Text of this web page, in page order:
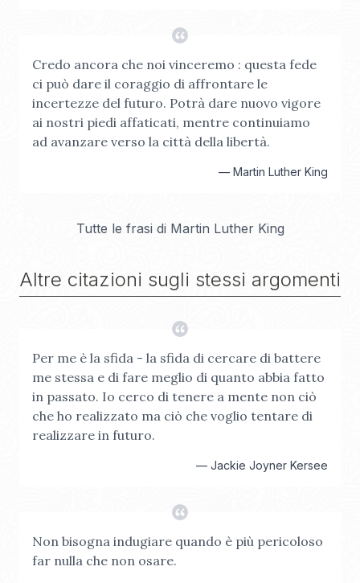
Credo ancora che noi vinceremo : questa fede
ci può dare il coraggio di affrontare le
incertezze del futuro. Potrà dare nuovo vigore
ai nostri piedi affaticati, mentre continuiamo
ad avanzare verso la città della libertà.
— Martin Luther King
Tutte le frasi di Martin Luther King
Altre citazioni sugli stessi argomenti
Per me è la sfida - la sfida di cercare di battere
me stessa e di fare meglio di quanto abbia fatto
in passato. Io cerco di tenere a mente non ciò
che ho realizzato ma ciò che voglio tentare di
realizzare in futuro.
— Jackie Joyner Kersee
Non bisogna indugiare quando è più pericoloso
far nulla che non osare.